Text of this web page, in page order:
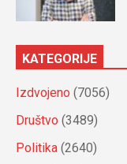
KATEGORIJE
Izdvojeno (7056)
Društvo (3489)
Politika (2640)